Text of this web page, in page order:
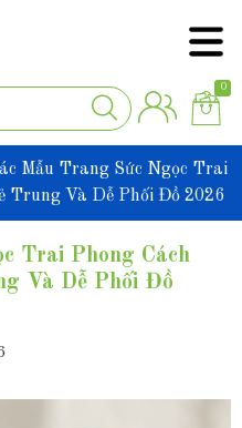
0
Mẫu Trang Sức Ngọc Trai
Trung Và Dễ Phối Đồ 2026
Trai Phong Cách
Và Dễ Phối Đồ